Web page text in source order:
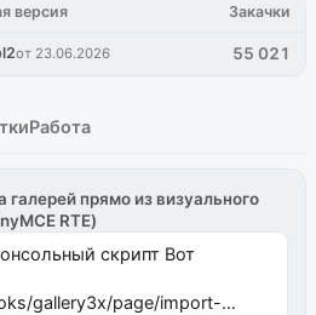
версия Закачки
от 23.06.2026 55 021
Работа
прямо из визуального
RTE)
скрипт Вот
gallery3x/page/import-